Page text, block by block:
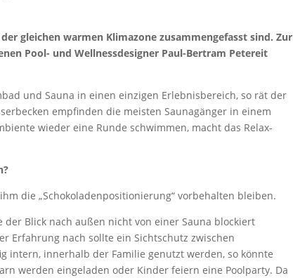
gleichen warmen Klimazone zusammengefasst sind. Zur
Pool- und Wellnessdesig­ner Paul-Bertram Petereit
und Sauna in einen einzigen Erlebnisbereich, so rät der
empfinden die meis­ten Saunagänger in einem
wieder eine Runde schwimmen, macht das Relax­
die „Schokoladenpositionierung“ vorbehalten bleiben.
Blick nach außen nicht von einer Sauna blockiert
Erfahrung nach sollte ein Sichtschutz zwischen
intern, innerhalb der Familie genutzt werden, so könnte
werden eingeladen oder Kinder feiern eine Poolparty. Da